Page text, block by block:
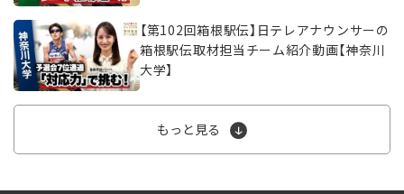
【第102回箱根駅伝】日テレアナウンサーの
箱根駅伝取材担当チーム紹介動画【神奈川
大学】
もっと見る